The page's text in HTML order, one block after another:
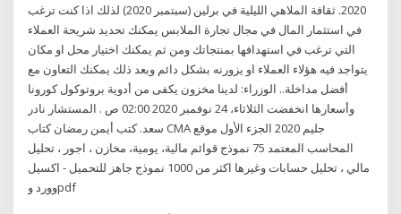
2020. ثقافة الملاهي الليلية في برلين (سبتمبر 2020) لذلك اذا كنت ترغب
في استثمار المال في مجال تجارة الملابس يمكنك تحديد شريحة العملاء
التي ترغب في استهدافها بمنتجاتك ومن ثم يمكنك اختيار محل او مكان
يتواجد فيه هؤلاء العملاء او يزورنه بشكل دائم وبعد ذلك يمكنك التعاون مع
أفضل مداخلة.. الوزراء: لدينا مخزون يكفى من أدوية بروتوكول كورونا
وأسعارها انخفضت الثلاثاء، 24 نوفمبر 2020 02:00 ص . المستشار نادر
سعد. كتب أيمن رمضان كتاب CMA جليم 2020 الجزء الأول موقع
المحاسب المعتمد 75 نموذج قوائم مالية، يومية، مخازن ، اجور ، تحليل
مالي ، تحليل حسابات وغيرها اكثر من 1000 نموذج جاهز للتحميل - اكسيل
وورد وpdf